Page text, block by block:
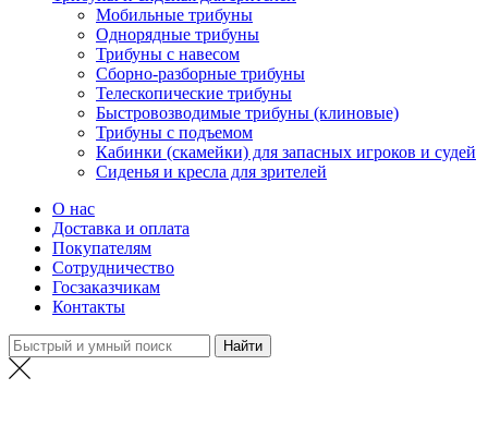
Мобильные трибуны
Однорядные трибуны
Трибуны с навесом
Сборно-разборные трибуны
Телескопические трибуны
Быстровозводимые трибуны (клиновые)
Трибуны с подъемом
Кабинки (скамейки) для запасных игроков и судей
Сиденья и кресла для зрителей
О нас
Доставка и оплата
Покупателям
Сотрудничество
Госзаказчикам
Контакты